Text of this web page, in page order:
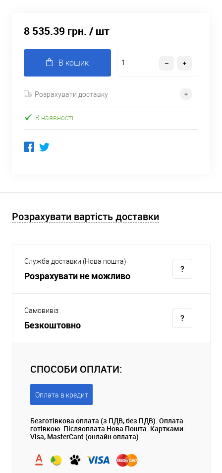
8 535.39 грн. / шт
В кошик
Розрахувати доставку
В наявності
Розрахувати вартість доставки
Служба доставки (Нова пошта)
Розрахувати не можливо
Самовивіз
Безкоштовно
СПОСОБИ ОПЛАТИ:
Оплата в кредит
Безготівкова оплата (з ПДВ, без ПДВ). Оплата
готівкою. Післяоплата Нова Пошта. Картками:
Visa, MasterCard (онлайн оплата).